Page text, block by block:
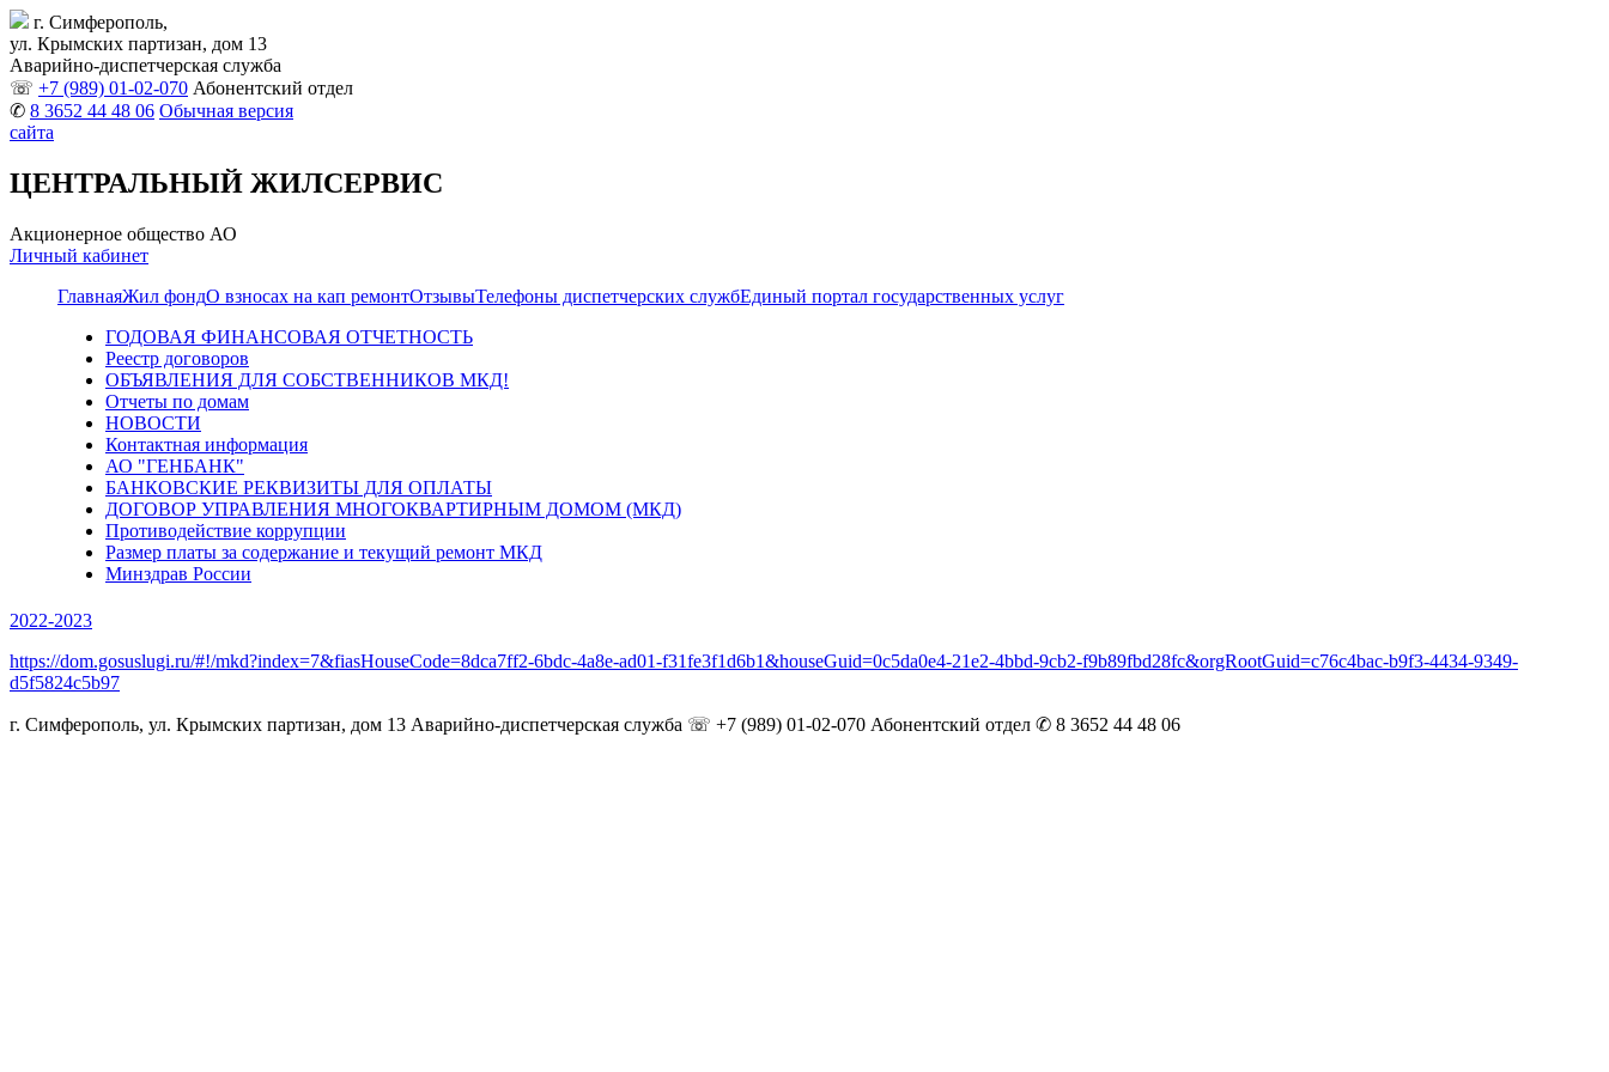
г. Симферополь,
ул. Крымских партизан, дом 13
Аварийно-диспетчерская служба
☏ +7 (989) 01-02-070 Абонентский отдел
✆ 8 3652 44 48 06 Обычная версия
сайта
ЦЕНТРАЛЬНЫЙ ЖИЛСЕРВИС
Акционерное общество АО
Личный кабинет
ГлавнаяЖил фондО взносах на кап ремонтОтзывыТелефоны диспетчерских службЕдиный портал государственных услуг
ГОДОВАЯ ФИНАНСОВАЯ ОТЧЕТНОСТЬ
Реестр договоров
ОБЪЯВЛЕНИЯ ДЛЯ СОБСТВЕННИКОВ МКД!
Отчеты по домам
НОВОСТИ
Контактная информация
АО "ГЕНБАНК"
БАНКОВСКИЕ РЕКВИЗИТЫ ДЛЯ ОПЛАТЫ
ДОГОВОР УПРАВЛЕНИЯ МНОГОКВАРТИРНЫМ ДОМОМ (МКД)
Противодействие коррупции
Размер платы за содержание и текущий ремонт МКД
Минздрав России
2022-2023
https://dom.gosuslugi.ru/#!/mkd?index=7&fiasHouseCode=8dca7ff2-6bdc-4a8e-ad01-f31fe3f1d6b1&houseGuid=0c5da0e4-21e2-4bbd-9cb2-f9b89fbd28fc&orgRootGuid=c76c4bac-b9f3-4434-9349-
d5f5824c5b97
г. Симферополь, ул. Крымских партизан, дом 13 Аварийно-диспетчерская служба ☏ +7 (989) 01-02-070 Абонентский отдел ✆ 8 3652 44 48 06